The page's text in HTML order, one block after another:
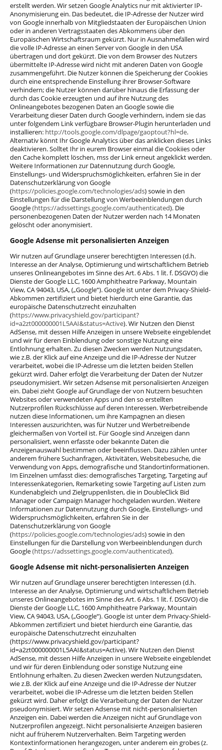
erstellt werden. Wir setzen Google Analytics nur mit aktivierter IP-
Anonymisierung ein. Das bedeutet, die IP-Adresse der Nutzer wird
von Google innerhalb von Mitgliedstaaten der Europäischen Union
oder in anderen Vertragsstaaten des Abkommens über den
Europäischen Wirtschaftsraum gekürzt. Nur in Ausnahmefällen wird
die volle IP-Adresse an einen Server von Google in den USA
übertragen und dort gekürzt. Die von dem Browser des Nutzers
übermittelte IP-Adresse wird nicht mit anderen Daten von Google
zusammengeführt. Die Nutzer können die Speicherung der Cookies
durch eine entsprechende Einstellung ihrer Browser-Software
verhindern; die Nutzer können darüber hinaus die Erfassung der
durch das Cookie erzeugten und auf ihre Nutzung des
Onlineangebotes bezogenen Daten an Google sowie die
Verarbeitung dieser Daten durch Google verhindern, indem sie das
unter folgendem Link verfügbare Browser-Plugin herunterladen und
installieren: http://tools.google.com/dlpage/gaoptout?hl=de.
Alternativ könnt IhrGoogle Analytics über das anklicken dieses Links
deaktivieren. Solltet Ihr in eurem Browser einmal die Cookiies oder
den Cache komplett löschen, mss der Link erneut angeklickt werden.
Weitere Informationen zur Datennutzung durch Google,
Einstellungs- und Widerspruchsmöglichkeiten, erfahren Sie in der
Datenschutzerklärung von Google
(https://policies.google.com/technologies/ads) sowie in den
Einstellungen für die Darstellung von Werbeeinblendungen durch
Google(https://adssettings.google.com/authenticated). Die
personenbezogenen Daten der Nutzer werden nach 14 Monaten
gelöscht oder anonymisiert.
Google Adsense mit personalisierten Anzeigen
Wir nutzen auf Grundlage unserer berechtigten Interessen (d.h.
Interesse an der Analyse, Optimierung und wirtschaftlichem Betrieb
unseres Onlineangebotes im Sinne des Art. 6 Abs. 1 lit. f. DSGVO) die
Dienste der Google LLC, 1600 Amphitheatre Parkway, Mountain
View, CA 94043, USA, („Google“).Google ist unter dem Privacy-Shield-
Abkommen zertifiziert und bietet hierdurch eine Garantie, das
europäische Datenschutzrecht einzuhalten
(https://www.privacyshield.gov/participant?
id=a2zt000000001L5AAI&status=Active). Wir Nutzen den Dienst
AdSense, mit dessen Hilfe Anzeigen in unsere Webseite eingeblendet
und wir für deren Einblendung oder sonstige Nutzung eine
Entlohnung erhalten. Zu diesen Zwecken werden Nutzungsdaten,
wie z.B. der Klick auf eine Anzeige und die IP-Adresse der Nutzer
verarbeitet, wobei die IP-Adresse um die letzten beiden Stellen
gekürzt wird. Daher erfolgt die Verarbeitung der Daten der Nutzer
pseudonymisiert. Wir setzen Adsense mit personalisierten Anzeigen
ein. Dabei zieht Google auf Grundlage der von Nutzern besuchten
Websites oder verwendeten Apps und den so erstellten
Nutzerprofilen Rückschlüsse auf deren Interessen. Werbetreibende
nutzen diese Informationen, um ihre Kampagnen an diesen
Interessen auszurichten, was für Nutzer und Werbetreibende
gleichermaßen von Vorteil ist. Für Google sind Anzeigen dann
personalisiert, wenn erfasste oder bekannte Daten die
Anzeigenauswahl bestimmen oder beeinflussen. Dazu zählen unter
anderem frühere Suchanfragen, Aktivitäten, Websitebesuche, die
Verwendung von Apps, demografische und Standortinformationen.
Im Einzelnen umfasst dies: demografisches Targeting, Targeting auf
Interessenkategorien, Remarketing sowie Targeting auf Listen zum
Kundenabgleich und Zielgruppenlisten, die in DoubleClick Bid
Manager oder Campaign Manager hochgeladen wurden. Weitere
Informationen zur Datennutzung durch Google, Einstellungs- und
Widerspruchsmöglichkeiten, erfahren Sie in der
Datenschutzerklärung von Google
(https://policies.google.com/technologies/ads) sowie in den
Einstellungen für die Darstellung von Werbeeinblendungen durch
Google(https://adssettings.google.com/authenticated).
Google Adsense mit nicht-personalisierten Anzeigen
Wir nutzen auf Grundlage unserer berechtigten Interessen (d.h.
Interesse an der Analyse, Optimierung und wirtschaftlichem Betrieb
unseres Onlineangebotes im Sinne des Art. 6 Abs. 1 lit. f. DSGVO) die
Dienste der Google LLC, 1600 Amphitheatre Parkway, Mountain
View, CA 94043, USA, („Google“).Google ist unter dem Privacy-Shield-
Abkommen zertifiziert und bietet hierdurch eine Garantie, das
europäische Datenschutzrecht einzuhalten
(https://www.privacyshield.gov/participant?
id=a2zt000000001L5AAI&status=Active). Wir Nutzen den Dienst
AdSense, mit dessen Hilfe Anzeigen in unsere Webseite eingeblendet
und wir für deren Einblendung oder sonstige Nutzung eine
Entlohnung erhalten. Zu diesen Zwecken werden Nutzungsdaten,
wie z.B. der Klick auf eine Anzeige und die IP-Adresse der Nutzer
verarbeitet, wobei die IP-Adresse um die letzten beiden Stellen
gekürzt wird. Daher erfolgt die Verarbeitung der Daten der Nutzer
pseudonymisiert. Wir setzen Adsense mit nicht-personalisierten
Anzeigen ein. Dabei werden die Anzeigen nicht auf Grundlage von
Nutzerprofilen angezeigt. Nicht personalisierte Anzeigen basieren
nicht auf früherem Nutzerverhalten. Beim Targeting werden
Kontextinformationen herangezogen, unter anderem ein grobes (z.